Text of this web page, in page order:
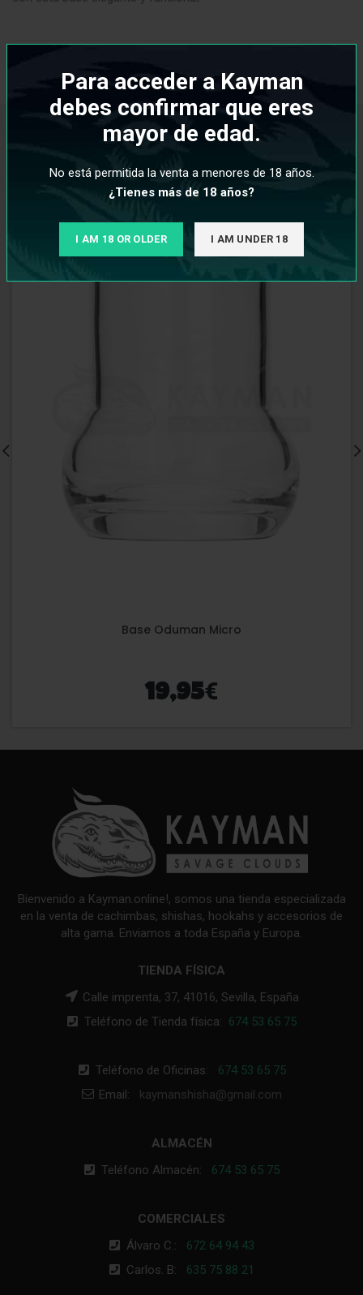
Para acceder a Kayman
debes confirmar que eres
mayor de edad.
No está permitida la venta a menores de 18 años.
¿Tienes más de 18 años?
I AM 18 OR OLDER I AM UNDER 18
PRODUCTOS RELACIONADOS
Base Oduman Micro
19,95€
Bienvenido a Kayman.online!, somos una tienda especializada
en la venta de cachimbas, shishas, hookahs y accesorios de
alta gama. Enviamos a toda España y Europa.
TIENDA FÍSICA
Calle imprenta, 37, 41016, Sevilla, España
Teléfono de Tienda física: 674 53 65 75
Teléfono de Oficinas: 674 53 65 75
Email: kaymanshisha@gmail.com
ALMACÉN
Teléfono Almacén: 674 53 65 75
COMERCIALES
Álvaro C.: 672 64 94 43
Carlos. B: 635 75 88 21